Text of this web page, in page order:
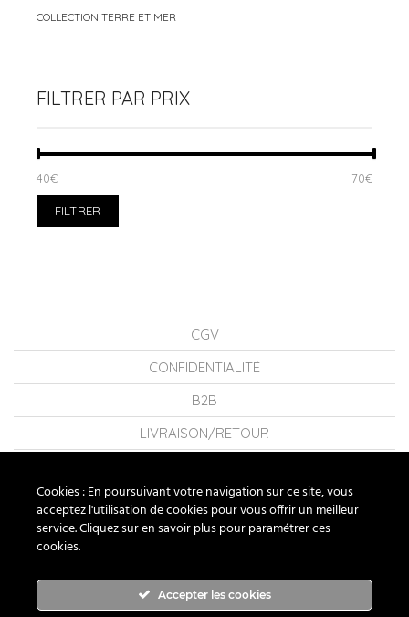
COLLECTION TERRE ET MER
FILTRER PAR PRIX
PRIX
MIN
PRIX
MAX
FILTRER
40€ 70€
CGV
CONFIDENTIALITÉ
B2B
LIVRAISON/RETOUR
LA MARQUE
FAQ
RUBAN ROUGE BIJOUX ® 2026 - TOUS DROITS RÉSERVÉS
Cookies : En poursuivant votre navigation sur ce site, vous
acceptez l'utilisation de cookies pour vous offrir un meilleur
service. Cliquez sur en savoir plus pour paramétrer ces
cookies.
Accepter les cookies